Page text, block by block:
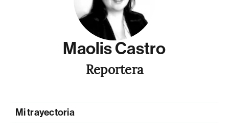
Maolis Castro
Reportera
Mi trayectoria